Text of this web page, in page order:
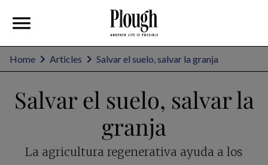
Home Articles Salvar el suelo, salvar la granja
Salvar el suelo, salvar la
granja
La agricultura regenerativa ayuda a los